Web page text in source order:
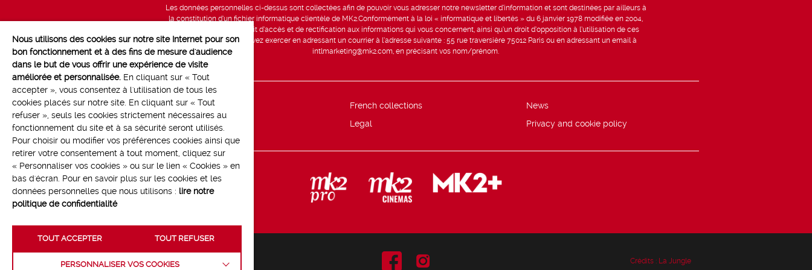
Les données personnelles ci-dessus sont collectées afin de pouvoir vous adresser notre newsletter d’information et sont destinées par ailleurs à
la constitution d’un fichier informatique clientèle de MK2.Conformément à la loi « informatique et libertés » du 6 janvier 1978 modifiée en 2004,
vous bénéficiez d’un droit d’accès et de rectification aux informations qui vous concernent, ainsi qu’un droit d’opposition à l’utilisation de ces
données, que vous pouvez exercer en adressant un courrier à l’adresse suivante : 55 rue traversière 75012 Paris ou en adressant un email à
intlmarketing@mk2.com, en précisant vos nom/prénom.
Line up French collections
News
Contact
Legal Privacy and cookie policy
Crédits : La Jungle
Nous utilisons des cookies sur notre site Internet pour son
bon fonctionnement et à des fins de mesure d'audience
dans le but de vous offrir une expérience de visite
améliorée et personnalisée. En cliquant sur « Tout
accepter », vous consentez à l'utilisation de tous les
cookies placés sur notre site. En cliquant sur « Tout
refuser », seuls les cookies strictement nécessaires au
fonctionnement du site et à sa sécurité seront utilisés.
Pour choisir ou modifier vos préférences cookies ainsi que
retirer votre consentement à tout moment, cliquez sur
« Personnaliser vos cookies » ou sur le lien « Cookies » en
bas d'écran. Pour en savoir plus sur les cookies et les
données personnelles que nous utilisons : lire notre
politique de confidentialité
TOUT ACCEPTER TOUT REFUSER
PERSONNALISER VOS COOKIES